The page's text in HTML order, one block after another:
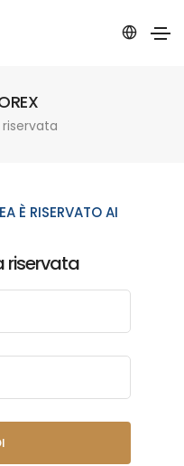
È RISERVATO AI
riservata